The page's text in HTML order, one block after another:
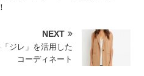
NEXT
ジレ」を活用した
コーディネート